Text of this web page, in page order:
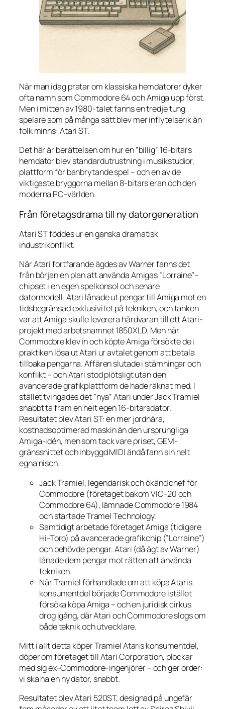
När man idag pratar om klassiska hemdatorer dyker
ofta namn som Commodore 64 och Amiga upp först.
Men i mitten av 1980-talet fanns en tredje tung
spelare som på många sätt blev mer inflytelserik än
folk minns: Atari ST.
Det här är berättelsen om hur en ”billig” 16-bitars
hemdator blev standardutrustning i musikstudior,
plattform för banbrytande spel – och en av de
viktigaste bryggorna mellan 8-bitars eran och den
moderna PC-världen.
Från företagsdrama till ny datorgeneration
Atari ST föddes ur en ganska dramatisk
industrikonflikt.
När Atari fortfarande ägdes av Warner fanns det
från början en plan att använda Amigas ”Lorraine”-
chipset i en egen spelkonsol och senare
datormodell. Atari lånade ut pengar till Amiga mot en
tidsbegränsad exklusivitet på tekniken, och tanken
var att Amiga skulle leverera hårdvaran till ett Atari-
projekt med arbetsnamnet 1850XLD. Men när
Commodore klev in och köpte Amiga försökte de i
praktiken lösa ut Atari ur avtalet genom att betala
tillbaka pengarna. Affären slutade i stämningar och
konflikt – och Atari stod plötsligt utan den
avancerade grafikplattform de hade räknat med. I
stället tvingades det ”nya” Atari under Jack Tramiel
snabbt ta fram en helt egen 16-bitarsdator.
Resultatet blev Atari ST: en mer jordnära,
kostnadsoptimerad maskin än den ursprungliga
Amiga-idén, men som tack vare priset, GEM-
gränssnittet och inbyggd MIDI ändå fann sin helt
egna nisch.
Jack Tramiel, legendarisk och ökänd chef för
Commodore (företaget bakom VIC-20 och
Commodore 64), lämnade Commodore 1984
och startade Tramel Technology.
Samtidigt arbetade företaget Amiga (tidigare
Hi-Toro) på avancerade grafikchip (”Lorraine”)
och behövde pengar. Atari (då ägt av Warner)
lånade dem pengar mot rätten att använda
tekniken.
När Tramiel förhandlade om att köpa Ataris
konsumentdel började Commodore istället
försöka köpa Amiga – och en juridisk cirkus
drog igång, där Atari och Commodore slogs om
både teknik och utvecklare.
Mitt i allt detta köper Tramiel Ataris konsumentdel,
döper om företaget till Atari Corporation, plockar
med sig ex-Commodore-ingenjörer – och ger order:
vi ska ha en ny dator, snabbt.
Resultatet blev Atari 520ST, designad på ungefär